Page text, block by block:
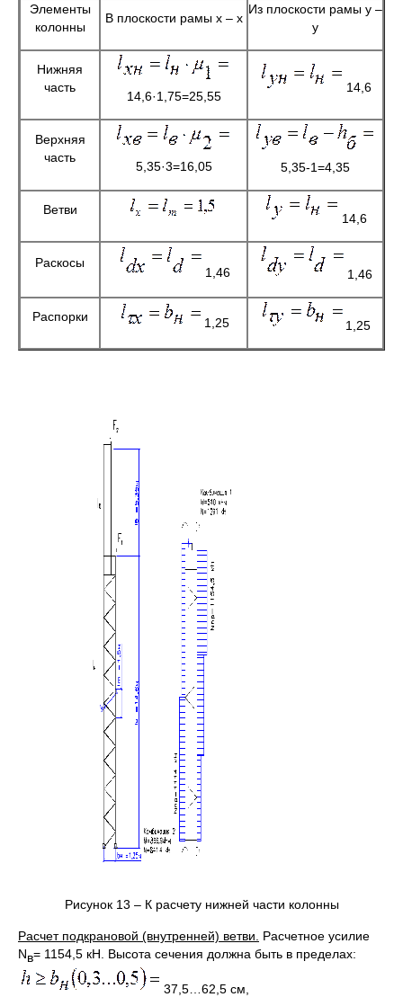
Элементы
колонны
В плоскости рамы х – х
Из плоскости рамы у –
у
Нижняя
часть
14,6·1,75=25,55
14,6
Верхняя
часть
5,35·3=16,05 5,35-1=4,35
Ветви
14,6
Раскосы
1,46 1,46
Распорки 1,25 1,25
Рисунок 13 – К расчету нижней части колонны
Расчет подкрановой (внутренней) ветви.
Расчетное усилие
Nв= 1154,5 кН. Высота сечения должна быть в пределах:
37,5…62,5 см,